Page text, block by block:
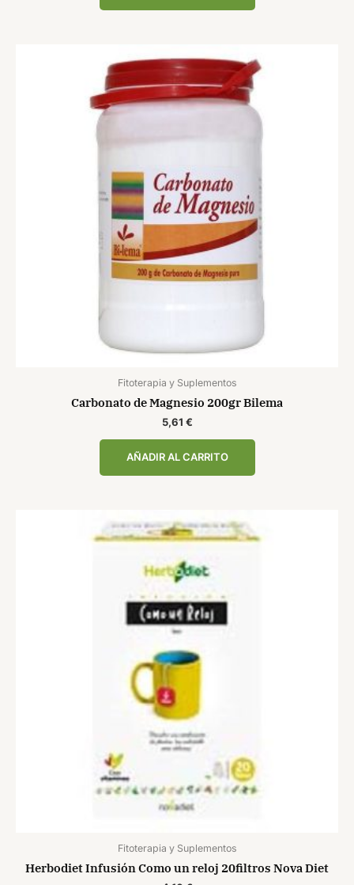
Fitoterapia y Suplementos
Carbonato de Magnesio 200gr Bilema
5,61 €
AÑADIR AL CARRITO
Fitoterapia y Suplementos
Herbodiet Infusión Como un reloj 20filtros Nova Diet